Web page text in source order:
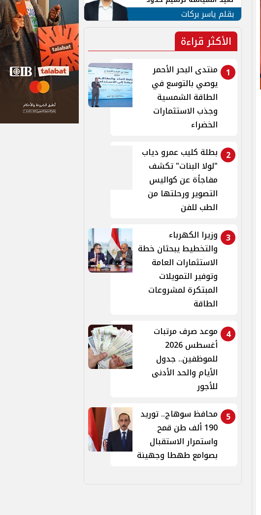
الأمن القومي العربي
بقلم ياسر بركات
الأكثر قراءة
1
منتدى البحر الأحمر
يوصي بالتوسع في
الطاقة الشمسية
وجذب الاستثمارات
الخضراء
2
بطلة كليب عمرو دياب
"لولا البنات" تكشف
مفاجأة عن كواليس
التصوير ورحلتها من
الطب للفن
3 وزيرا الكهرباء
والتخطيط يبحثان خطة
الاستثمارات العامة
وتوفير التمويلات
المبتكرة لمشروعات
الطاقة
4
موعد صرف مرتبات
أغسطس 2026
للموظفين.. جدول
الأيام والحد الأدنى
للأجور
5
محافظ سوهاج.. توريد
190 ألف طن قمح
واستمرار الاستقبال
بصوامع طهطا وجهينة